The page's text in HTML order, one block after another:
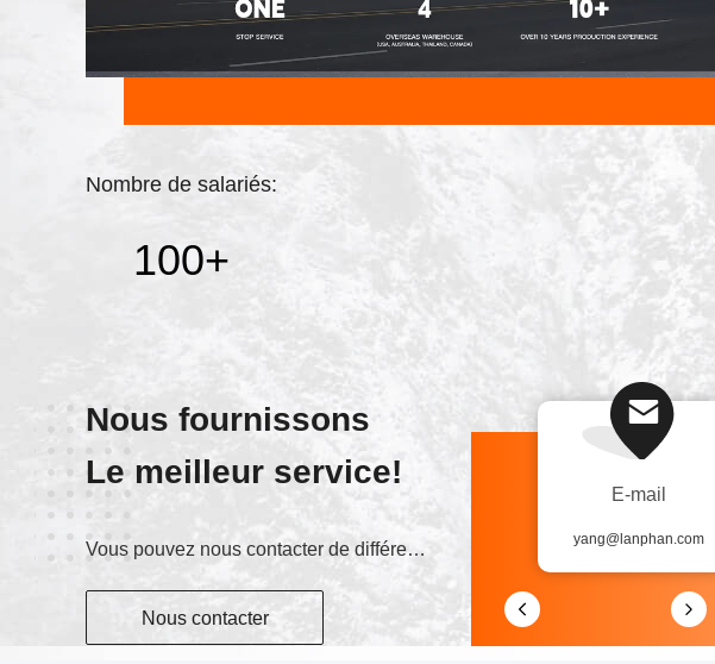
Nombre de salariés:
100+
Nous fournissons
Le meilleur service!
Vous pouvez nous contacter de différentes manières.
Nous contacter
E-mail
yang@lanphan.com